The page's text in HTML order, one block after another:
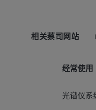
相关蔡司网站
经常使用
光谱仪系